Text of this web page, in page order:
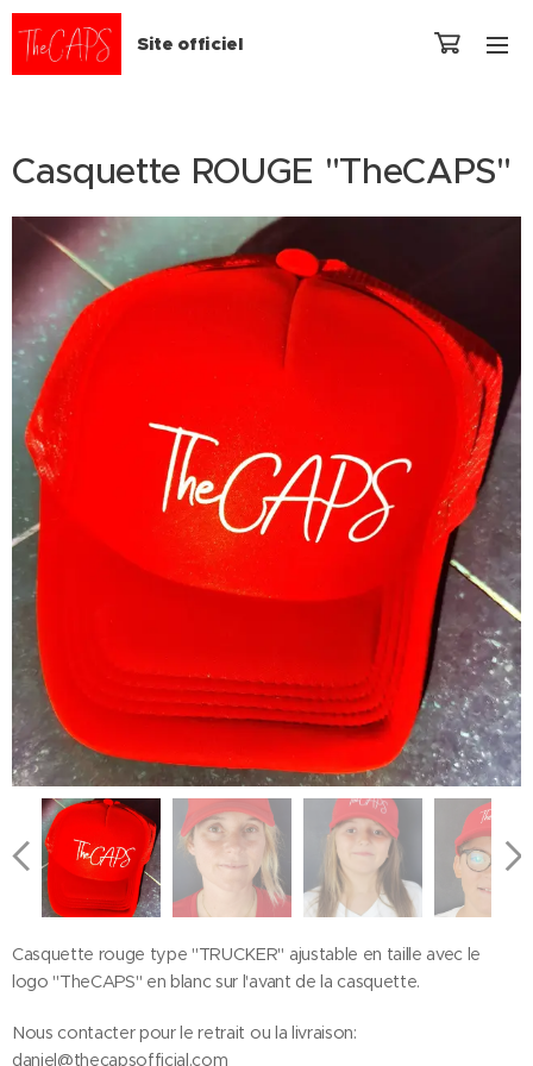
Site officiel
Casquette ROUGE "TheCAPS"
Casquette rouge type "TRUCKER" ajustable en taille avec le
logo "TheCAPS" en blanc sur l'avant de la casquette.
Nous contacter pour le retrait ou la livraison:
daniel@thecapsofficial.com